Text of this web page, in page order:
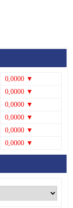
0,0000 ▼
0,0000 ▼
0,0000 ▼
0,0000 ▼
0,0000 ▼
0,0000 ▼